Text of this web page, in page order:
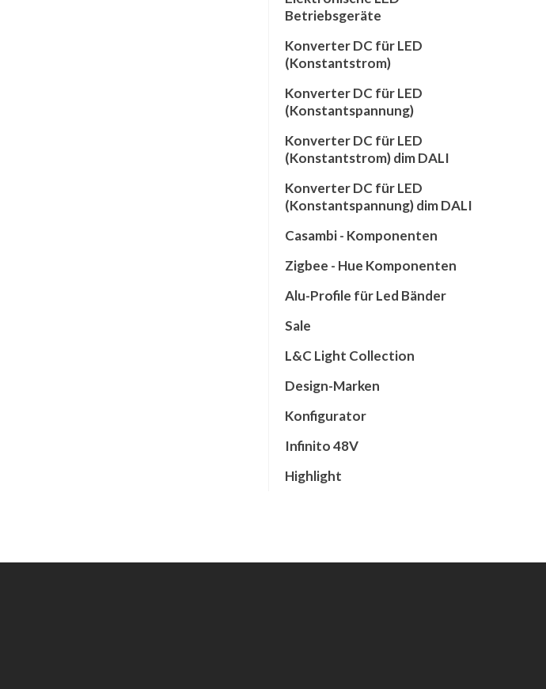
Betriebsgeräte
Konverter DC für LED
(Konstantstrom)
Konverter DC für LED
(Konstantspannung)
Konverter DC für LED
(Konstantstrom) dim DALI
Konverter DC für LED
(Konstantspannung) dim DALI
Casambi - Komponenten
Zigbee - Hue Komponenten
Alu-Profile für Led Bänder
Sale
L&C Light Collection
Design-Marken
Konfigurator
Infinito 48V
Highlight